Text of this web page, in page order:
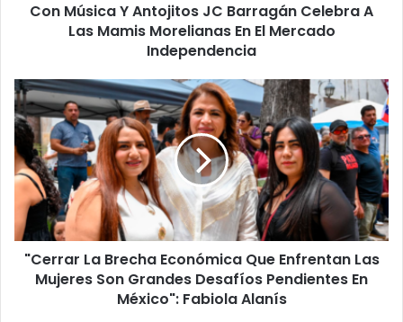
Mamis
Morelianas
Mercado
Independencia
Con Música Y Antojitos JC Barragán Celebra A
Las Mamis Morelianas En El Mercado
Independencia
"Cerrar
La
Brecha
Económica
Que
Enfrentan
Las
Mujeres
Son
Grandes
Desafíos
"Cerrar La Brecha Económica Que Enfrentan Las
Mujeres Son Grandes Desafíos Pendientes En
México": Fabiola Alanís